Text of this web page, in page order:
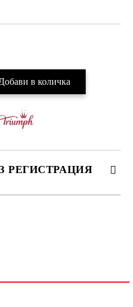
РЕГИСТРАЦИЯ